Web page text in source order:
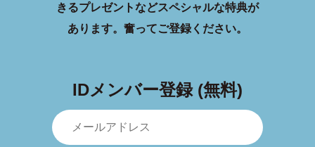
きるプレゼントなどスペシャルな特典が
あります。 奮ってご登録ください。
IDメンバー登録 (無料)